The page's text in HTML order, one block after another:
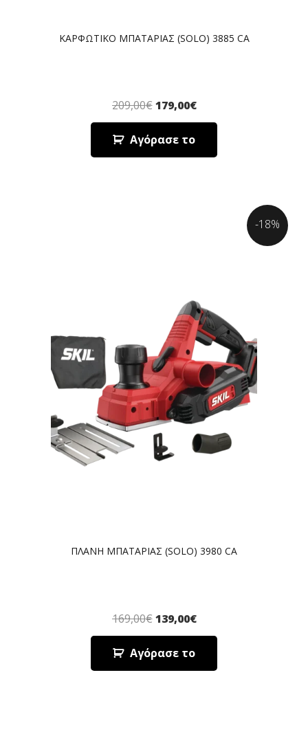
ΚΑΡΦΩΤΙΚΟ ΜΠΑΤΑΡΙΑΣ (SOLO) 3885 CA
209,00€ 179,00€
Αγόρασε το
ΠΛΑΝΗ ΜΠΑΤΑΡΙΑΣ (SOLO) 3980 CA
169,00€ 139,00€
Αγόρασε το
-18%